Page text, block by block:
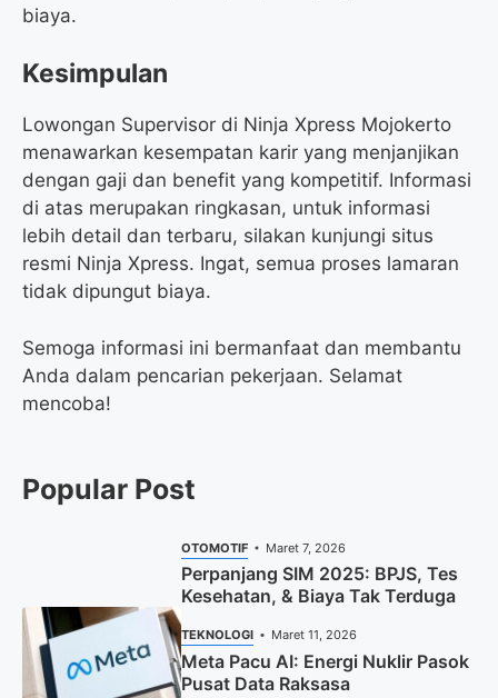
biaya.
Kesimpulan
Lowongan Supervisor di Ninja Xpress Mojokerto
menawarkan kesempatan karir yang menjanjikan
dengan gaji dan benefit yang kompetitif. Informasi
di atas merupakan ringkasan, untuk informasi
lebih detail dan terbaru, silakan kunjungi situs
resmi Ninja Xpress. Ingat, semua proses lamaran
tidak dipungut biaya.
Semoga informasi ini bermanfaat dan membantu
Anda dalam pencarian pekerjaan. Selamat
mencoba!
Popular Post
OTOMOTIF Maret 7, 2026
Perpanjang SIM 2025: BPJS, Tes
Kesehatan, & Biaya Tak Terduga
TEKNOLOGI Maret 11, 2026
Meta Pacu AI: Energi Nuklir Pasok
Pusat Data Raksasa